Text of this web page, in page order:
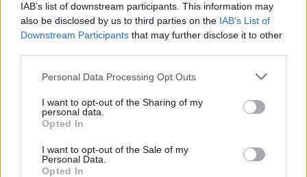
IAB’s list of downstream participants. This information may
also be disclosed by us to third parties on the IAB’s List of
Downstream Participants that may further disclose it to other
Please note that this website/app uses one or more Google
not limited to your visit or usage behaviour. You may click to
grant or deny consent to Google and its third-party tags to
use your data for below specified purposes in below Google
consent section.
Personal Data Processing Opt Outs
I want to opt-out of the Sharing of my
personal data.
Opted In
I want to opt-out of the Sale of my
Personal Data.
Opted In
ΙΘΑΚΗ - ΔΙΑΜΟΝΗ